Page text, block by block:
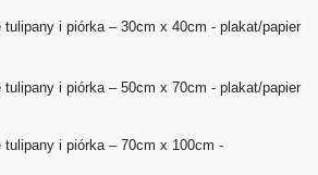
tulipany i piórka – 30cm x 40cm - plakat/papier
tulipany i piórka – 50cm x 70cm - plakat/papier
tulipany i piórka – 70cm x 100cm -